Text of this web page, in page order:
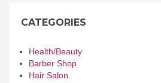
CATEGORIES
Health/Beauty
Barber Shop
Hair Salon